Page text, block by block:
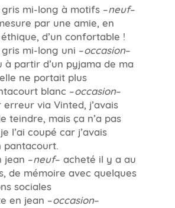
mi-long à motifs –neuf–
par une amie, en
d’un confortable !
mi-long uni –occasion–
à partir d’un pyjama de ma
ne portait plus
blanc –occasion–
via Vinted, j’avais
teindre, mais ça n’a pas
l’ai coupé car j’avais
pantacourt.
jean –neuf– acheté il y a au
de mémoire avec quelques
sociales
en jean –occasion–